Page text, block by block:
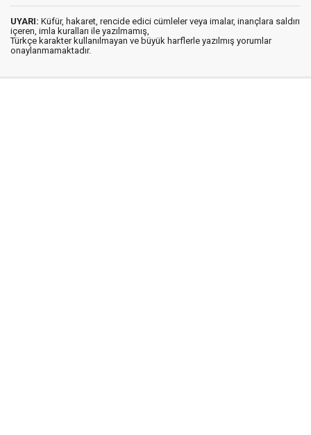
UYARI: Küfür, hakaret, rencide edici cümleler veya imalar, inançlara saldırı
içeren, imla kuralları ile yazılmamış,
Türkçe karakter kullanılmayan ve büyük harflerle yazılmış yorumlar
onaylanmamaktadır.